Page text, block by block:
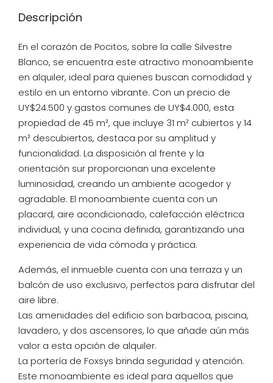
Descripción
En el corazón de Pocitos, sobre la calle Silvestre
Blanco, se encuentra este atractivo monoambiente
en alquiler, ideal para quienes buscan comodidad y
estilo en un entorno vibrante. Con un precio de
UY$24.500 y gastos comunes de UY$4.000, esta
propiedad de 45 m², que incluye 31 m² cubiertos y 14
m² descubiertos, destaca por su amplitud y
funcionalidad. La disposición al frente y la
orientación sur proporcionan una excelente
luminosidad, creando un ambiente acogedor y
agradable. El monoambiente cuenta con un
placard, aire acondicionado, calefacción eléctrica
individual, y una cocina definida, garantizando una
experiencia de vida cómoda y práctica.
Además, el inmueble cuenta con una terraza y un
balcón de uso exclusivo, perfectos para disfrutar del
aire libre.
Las amenidades del edificio son barbacoa, piscina,
lavadero, y dos ascensores, lo que añade aún más
valor a esta opción de alquiler.
La portería de Foxsys brinda seguridad y atención.
Este monoambiente es ideal para aquellos que